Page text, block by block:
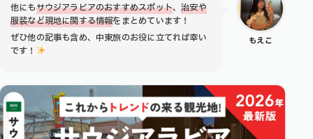
もえこ
他にもサウジアラビアのおすすめスポット、治安や
服装など現地に関する情報をまとめています！
ぜひ他の記事も含め、中東旅のお役に立てれば幸い
です！